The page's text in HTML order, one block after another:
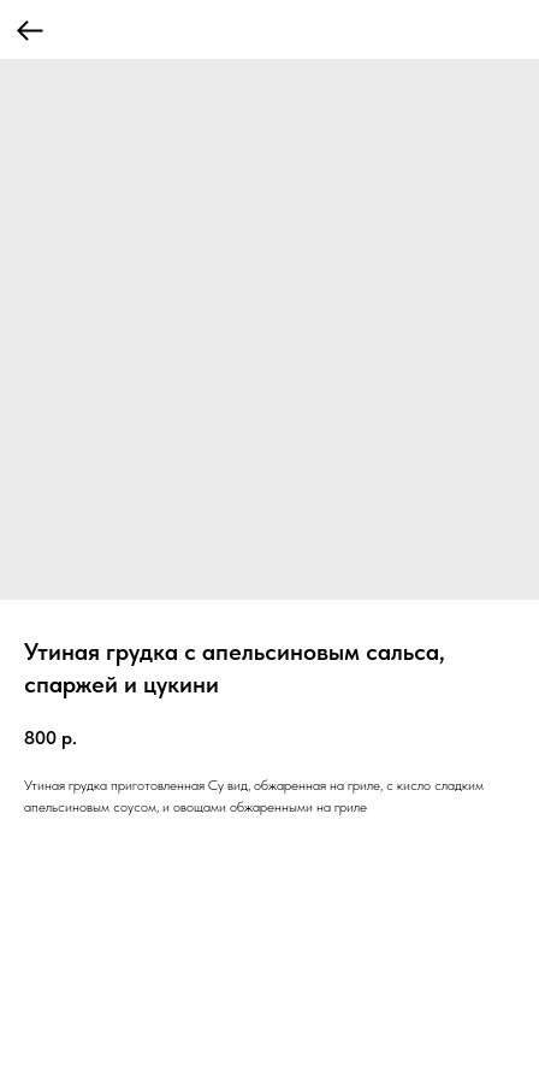
Утиная грудка с апельсиновым сальса,
спаржей и цукини
800 р.
Утиная грудка приготовленная Су вид, обжаренная на гриле, с кисло сладким
апельсиновым соусом, и овощами обжаренными на гриле